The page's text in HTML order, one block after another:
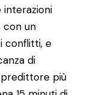
con un
conflitti, e
di
predittore più